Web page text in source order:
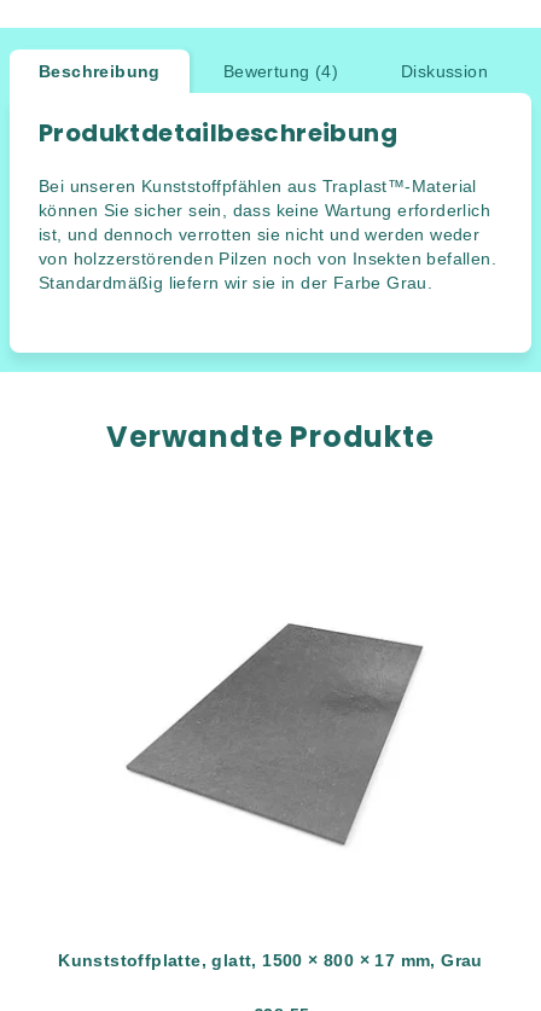
Beschreibung Bewertung (4) Diskussion
Produktdetailbeschreibung
Bei unseren Kunststoffpfählen aus Traplast™-Material
können Sie sicher sein, dass keine Wartung erforderlich
ist, und dennoch verrotten sie nicht und werden weder
von holzzerstörenden Pilzen noch von Insekten befallen.
Standardmäßig liefern wir sie in der Farbe Grau.
Verwandte Produkte
Kunststoffplatte, glatt, 1500 × 800 × 17 mm, Grau